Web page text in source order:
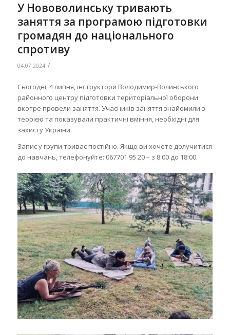
У Нововолинську тривають
заняття за програмою підготовки
громадян до національного
спротиву
04.07.2024 /
Сьогодні, 4 липня, інструктори Володимир-Волинського
районного центру підготовки територіальної оборони
вкотре провели заняття. Учасників заняття знайомили з
теорією та показували практичні вміння, необхідні для
захисту України.
Запис у групи триває постійно. Якщо ви хочете долучитися
до навчань, телефонуйте: 067701 95 20 – з 8:00 до 18:00.